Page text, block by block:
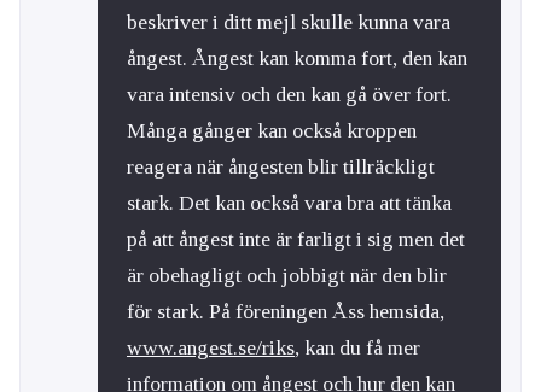
beskriver i ditt mejl skulle kunna vara
ångest. Ångest kan komma fort, den kan
vara intensiv och den kan gå över fort.
Många gånger kan också kroppen
reagera när ångesten blir tillräckligt
stark. Det kan också vara bra att tänka
på att ångest inte är farligt i sig men det
är obehagligt och jobbigt när den blir
för stark. På föreningen Åss hemsida,
www.angest.se/riks, kan du få mer
information om ångest och hur den kan